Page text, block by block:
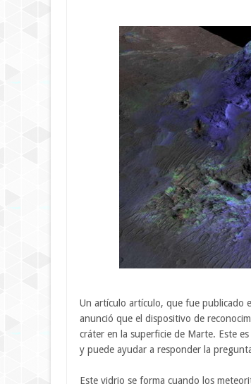
Un artículo artículo, que fue publicado
anunció que el dispositivo de
cráter en la superficie de Marte. Este
y puede ayudar a responder la
Este vidrio se forma cuando los